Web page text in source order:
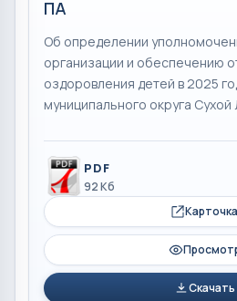
ПА
Об определении
организации и обеспечению
оздоровления детей в 2025
муниципального округа Сухой
PDF
92 Кб
Карточка
Скачать